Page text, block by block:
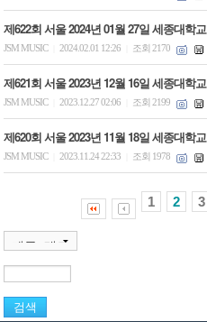
제622회 서울 2024년 01월 27일 세종대학교
JSM MUSIC 2024.02.01 12:26 조회 2170
제621회 서울 2023년 12월 16일 세종대학교
JSM MUSIC 2023.12.27 02:06 조회 2199
제620회 서울 2023년 11월 18일 세종대학교
JSM MUSIC 2023.11.24 22:33 조회 1978
1 2 3